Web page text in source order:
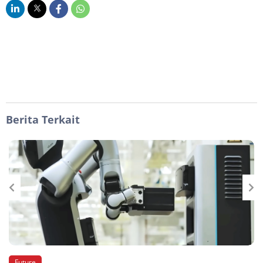
Berita Terkait